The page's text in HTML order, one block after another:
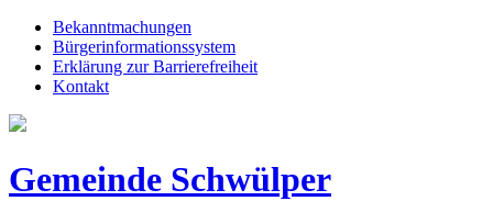
Bekanntmachungen
Bürgerinformationssystem
Erklärung zur Barrierefreiheit
Kontakt
Gemeinde Schwülper